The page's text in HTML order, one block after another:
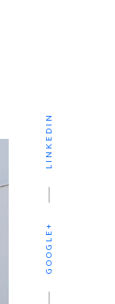
GOOGLE+
LINKEDIN